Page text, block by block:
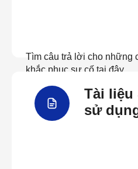
Tìm câu trả lời cho những
khắc phục sự cố tại đây
Xem câu hỏi
Tài liệu
sử